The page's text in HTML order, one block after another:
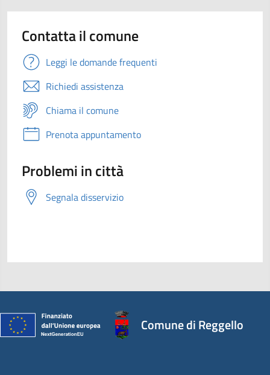
Contatta il comune
Leggi le domande frequenti
Richiedi assistenza
Chiama il comune
Prenota appuntamento
Problemi in città
Segnala disservizio
Comune di Reggello